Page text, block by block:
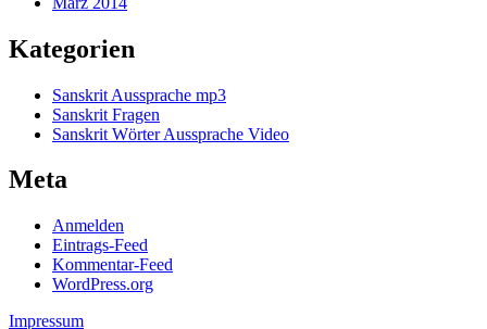
Kategorien
Sanskrit Aussprache mp3
Sanskrit Fragen
Sanskrit Wörter Aussprache Video
Meta
Anmelden
Eintrags-Feed
Kommentar-Feed
WordPress.org
Impressum